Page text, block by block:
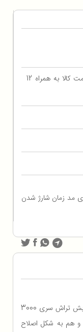
با ضمانت اصالت و سلامت کالا به همراه 12
مد زمان شارژ شدن
جزء دسته های ریش تراش سری 3000
هم به شکل اصلاح